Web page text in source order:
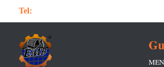
Tel: